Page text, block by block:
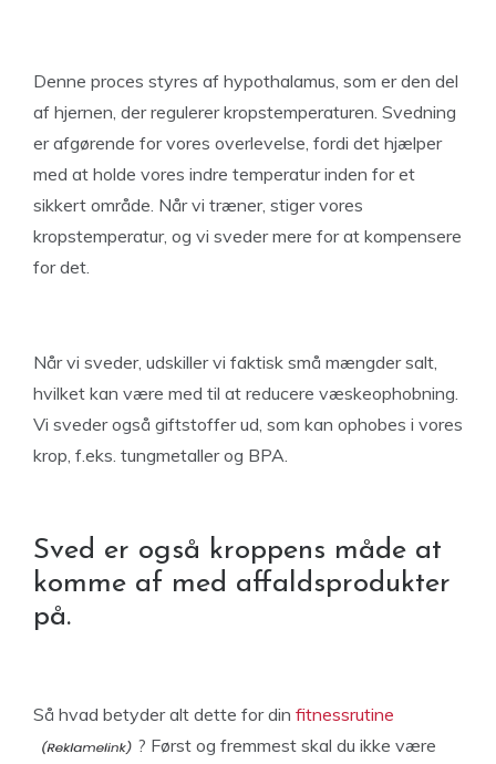
Denne proces styres af hypothalamus, som er den del
af hjernen, der regulerer kropstemperaturen. Svedning
er afgørende for vores overlevelse, fordi det hjælper
med at holde vores indre temperatur inden for et
sikkert område. Når vi træner, stiger vores
kropstemperatur, og vi sveder mere for at kompensere
for det.
Når vi sveder, udskiller vi faktisk små mængder salt,
hvilket kan være med til at reducere væskeophobning.
Vi sveder også giftstoffer ud, som kan ophobes i vores
krop, f.eks. tungmetaller og BPA.
Sved er også kroppens måde at
komme af med affaldsprodukter
på.
Så hvad betyder alt dette for din fitnessrutine
? Først og fremmest skal du ikke være